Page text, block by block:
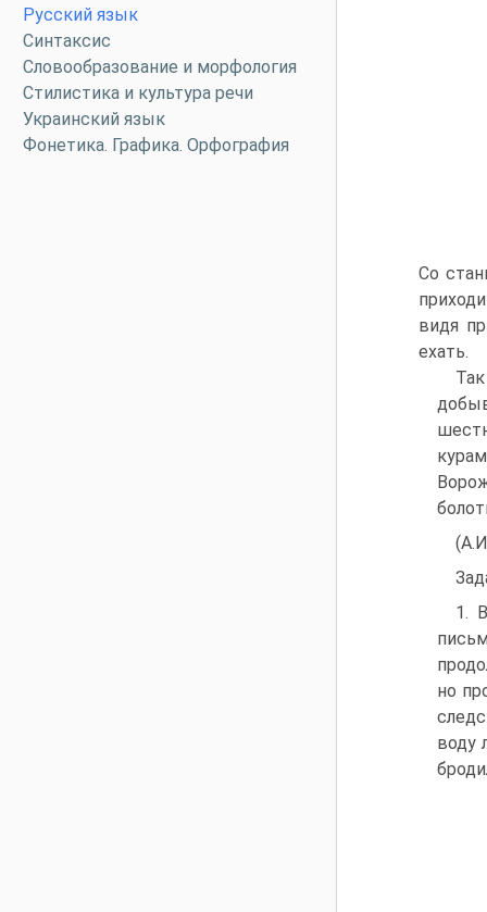
Русский язык
Синтаксис
Словообразование и морфология
Стилистика и культура речи
Украинский язык
Фонетика. Графика. Орфография
Со
видя
ехать.
1.
но
воду